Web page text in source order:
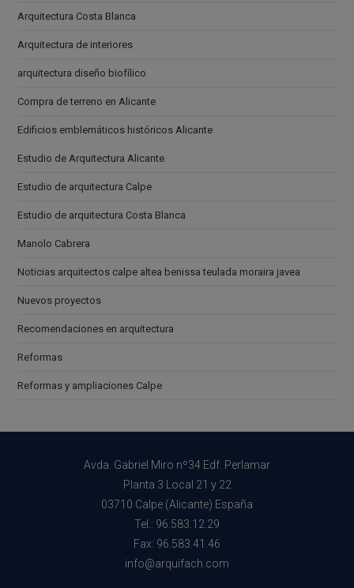
Arquitectura Costa Blanca
Arquitectura de interiores
arquitectura diseño biofílico
Compra de terreno en Alicante
Edificios emblemáticos históricos Alicante
Estudio de Arquitectura Alicante
Estudio de arquitectura Calpe
Estudio de arquitectura Costa Blanca
Manolo Cabrera
Noticias arquitectos calpe altea benissa teulada moraira javea
Nuevos proyectos
Recomendaciones en arquitectura
Reformas
Reformas y ampliaciones Calpe
Avda. Gabriel Miro nº34 Edf. Perlamar
Planta 3 Local 21 y 22
03710 Calpe (Alicante) España
Tel.: 96.583.12.29
Fax: 96.583.41.46
info@arquifach.com